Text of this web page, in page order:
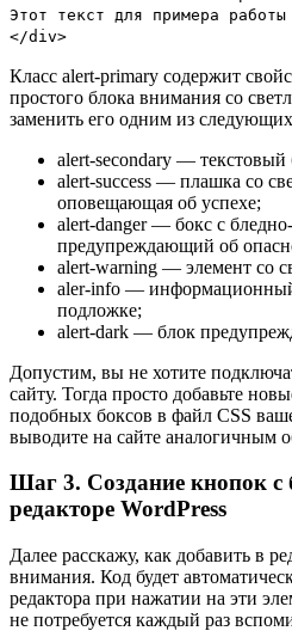
Этот текст для примера
</div>
Класс alert-primary содержит
простого блока внимания со
заменить его одним из
alert-secondary — текстовый
alert-success — плашка со
оповещающая об успехе;
alert-danger — бокс с
предупреждающий об
alert-warning — элемент со
aler-info —
подложке;
alert-dark — блок
Допустим, вы не хотите
сайту. Тогда просто добавьте
подобных боксов в файл CSS
выводите на сайте аналогичным
Шаг 3. Создание кнопок
редакторе WordPress
Далее расскажу, как добавить в
внимания. Код будет
редактора при нажатии на эти
не потребуется каждый раз